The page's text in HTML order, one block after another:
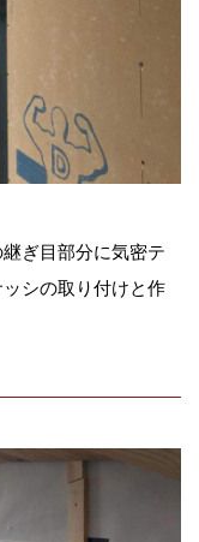
ぎ目部分に気密テ
シの取り付けと作